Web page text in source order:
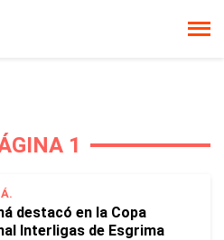
1
destacó en la Copa
Interligas de Esgrima